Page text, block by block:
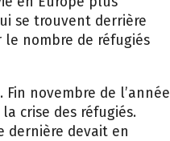
se trouvent derrière
le nombre de réfugiés
novembre de l’année
crise des réfugiés.
dernière devait en